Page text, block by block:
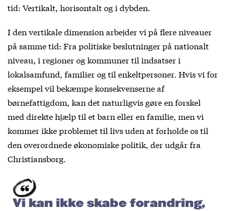
tid: Vertikalt, horisontalt og i dybden.
I den vertikale dimension arbejder vi på flere niveauer
på samme tid: Fra politiske beslutninger på nationalt
niveau, i regioner og kommuner til indsatser i
lokalsamfund, familier og til enkeltpersoner. Hvis vi for
eksempel vil bekæmpe konsekvenserne af
børnefattigdom, kan det naturligvis gøre en forskel
med direkte hjælp til et barn eller en familie, men vi
kommer ikke problemet til livs uden at forholde os til
den overordnede økonomiske politik, der udgår fra
Christiansborg.
Vi kan ikke skabe forandring,